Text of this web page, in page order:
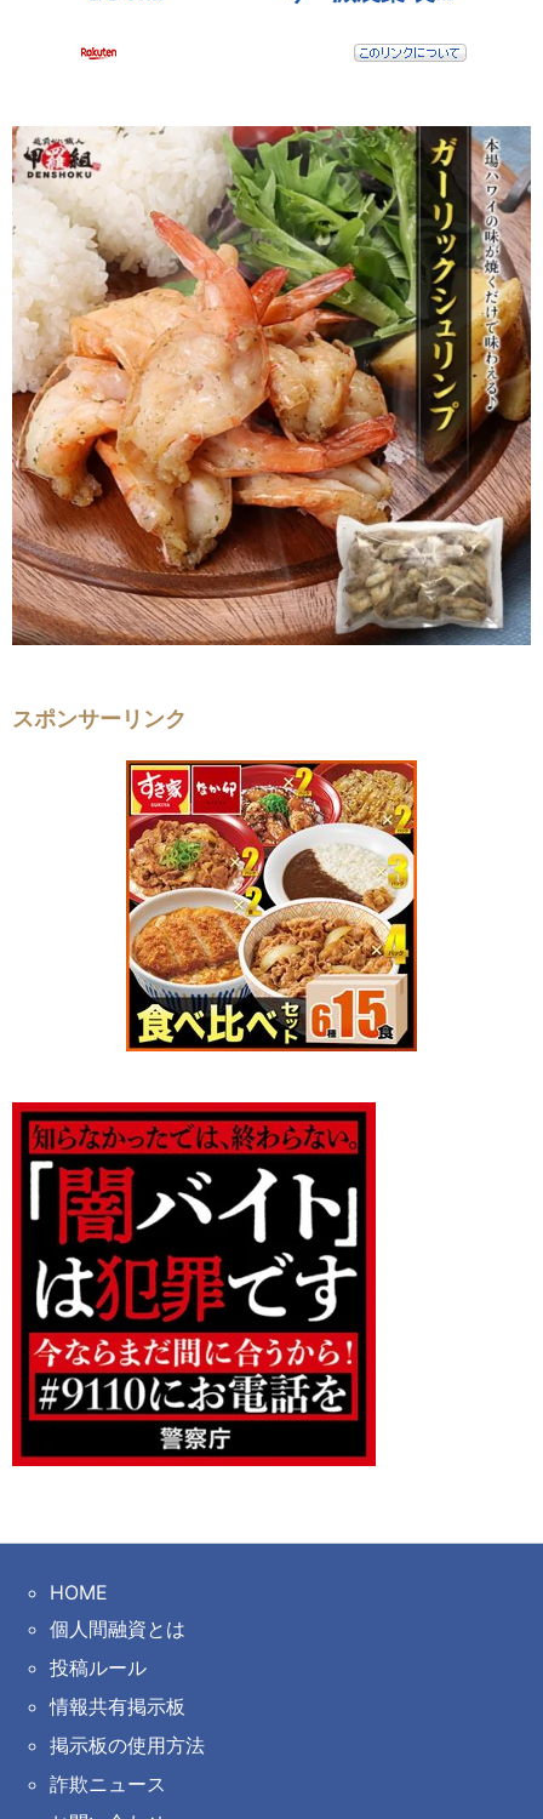
スポンサーリンク
HOME
個人間融資とは
投稿ルール
情報共有掲示板
掲示板の使用方法
詐欺ニュース